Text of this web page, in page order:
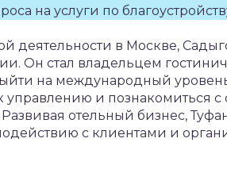
на услуги по
деятельности в Москве,
Он стал владельцем
на международный
и познакомиться с
Развивая отельный бизнес,
с клиентами и